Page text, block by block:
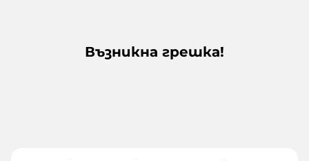
Възникна грешка!